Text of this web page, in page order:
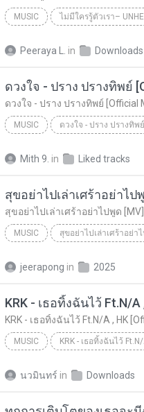
MUSIC
Peeraya L. in Downloads
ดวงใจ - ปราง ปรางทิพย์
ดวงใจ - ปราง ปรางทิพย์ [Official
MUSIC
Mith 9. in Liked tracks
สุขอย่าไปเล่าเศร้าอย่าไป
สุขอย่าไปเล่าเศร้าอย่าไปพูด [MV]
MUSIC สุขอย่าไปเล่าเศร้าอย่า
jeerapong in 2025
KRK - เธอทิ้งฉันไว้ Ft.N/A
KRK - เธอทิ้งฉันไว้ Ft.N/A , HK
MUSIC
นวมินทร์ in Downloads